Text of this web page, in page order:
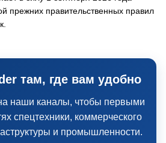
прежних правительственных правил
там, где вам удобно
наши каналы, чтобы первыми
спецтехники, коммерческого
и промышленности.